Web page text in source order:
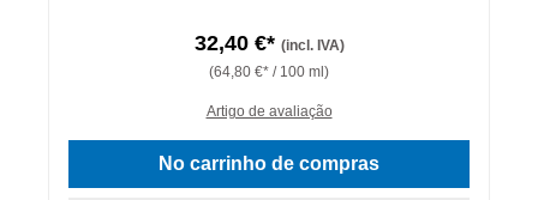
32,40 €* (incl. IVA)
(64,80 €* / 100 ml)
Artigo de avaliação
No carrinho de compras